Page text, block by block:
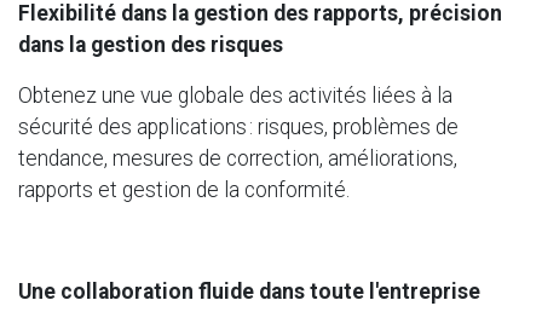
Flexibilité dans la gestion des rapports, précision
dans la gestion des risques
Obtenez une vue globale des activités liées à la
sécurité des applications : risques, problèmes de
tendance, mesures de correction, améliorations,
rapports et gestion de la conformité.
Une collaboration fluide dans toute l'entreprise